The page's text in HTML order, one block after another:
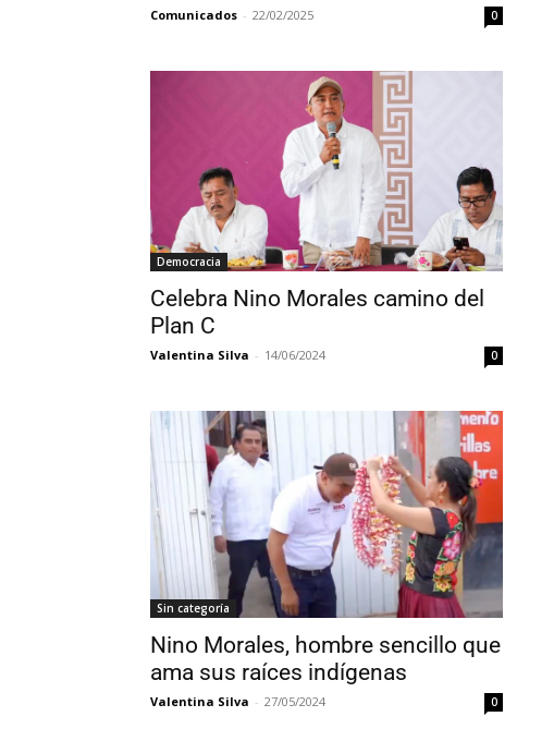
Comunicados - 22/02/2025 0
Democracia
Celebra Nino Morales camino del
Plan C
Valentina Silva - 14/06/2024 0
Sin categoría
Nino Morales, hombre sencillo que
ama sus raíces indígenas
Valentina Silva - 27/05/2024 0